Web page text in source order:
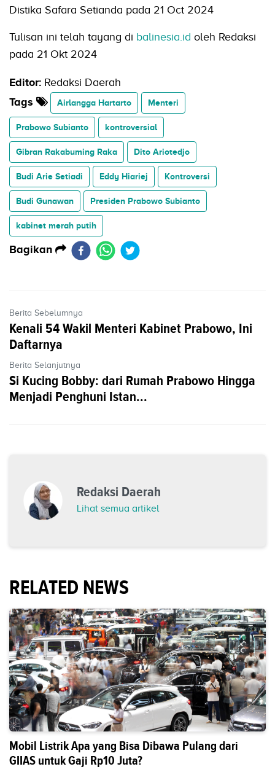
Distika Safara Setianda pada 21 Oct 2024
Tulisan ini telah tayang di balinesia.id oleh Redaksi
pada 21 Okt 2024
Editor: Redaksi Daerah
Tags
Airlangga Hartarto Menteri
Prabowo Subianto kontroversial
Gibran Rakabuming Raka Dito Ariotedjo
Budi Arie Setiadi Eddy Hiariej Kontroversi
Budi Gunawan Presiden Prabowo Subianto
kabinet merah putih
Bagikan
Berita Sebelumnya
Kenali 54 Wakil Menteri Kabinet Prabowo, Ini
Daftarnya
Berita Selanjutnya
Si Kucing Bobby: dari Rumah Prabowo Hingga
Menjadi Penghuni Istan...
Redaksi Daerah
Lihat semua artikel
RELATED NEWS
Mobil Listrik Apa yang Bisa Dibawa Pulang dari
GIIAS untuk Gaji Rp10 Juta?